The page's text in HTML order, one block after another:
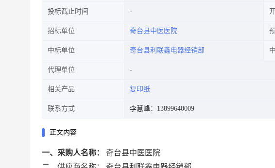
投标截止时间
招标单位 奇台县中医医院
中标单位 奇台县利联鑫电器经销部
代理单位
相关产品 复印纸
联系方式 李慧峰：13899640009
正文内容
一、采购人名称：
奇台县中医医院